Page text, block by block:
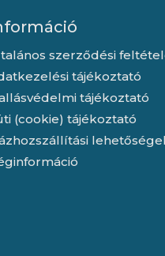
szerződési
tájékoztató
tájékoztató
(cookie) tájékoztató